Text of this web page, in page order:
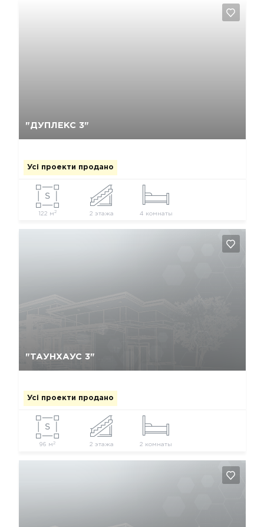
"ДУПЛЕКС 3"
Усі проекти продано
122 м 2 2 этажа 4 комнаты
"ТАУНХАУС 3"
Усі проекти продано
96 м 2 2 этажа 2 комнаты